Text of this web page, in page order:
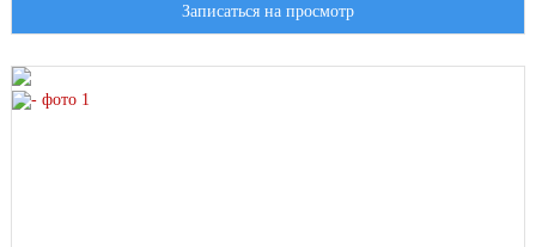
Записаться на просмотр